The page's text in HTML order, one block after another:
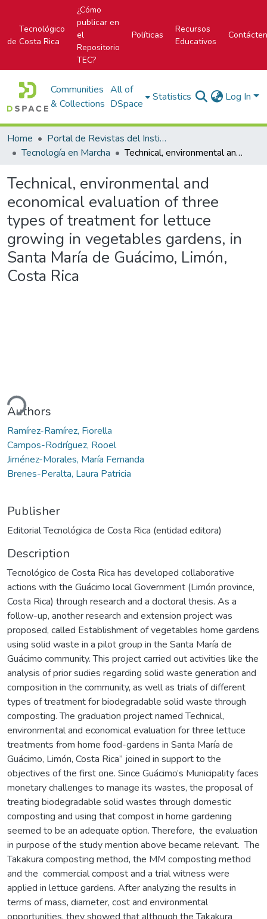
Tecnológico
de Costa Rica
¿Cómo
publicar en
el
Repositorio
TEC?
Políticas
Recursos
Educativos
Communities
& Collections
All of
DSpace
Statistics Log In
Home
Portal de Revistas del Instituto Tecnológico de Costa Rica
Tecnología en Marcha
Technical, environmental and economical evaluation of three types of treatment for lettuce growing in vegetables gardens, in Santa María de Guácimo, Limón, Costa Rica
Technical, environmental and
economical evaluation of three
types of treatment for lettuce
growing in vegetables gardens, in
Santa María de Guácimo, Limón,
Costa Rica
Authors
Ramírez-Ramírez, Fiorella
Campos-Rodríguez, Rooel
Jiménez-Morales, María Fernanda
Brenes-Peralta, Laura Patricia
Publisher
Editorial Tecnológica de Costa Rica (entidad editora)
Description
Tecnológico de Costa Rica has developed collaborative
actions with the Guácimo local Government (Limón province,
Costa Rica) through research and a doctoral thesis. As a
follow-up, another research and extension project was
proposed, called Establishment of vegetables home gardens
using solid waste in a pilot group in the Santa María de
Guácimo community. This project carried out activities like the
analysis of prior sudies regarding solid waste generation and
composition in the community, as well as trials of different
types of treatment for biodegradable solid waste through
composting. The graduation project named Technical,
environmental and economical evaluation for three lettuce
treatments from home food-gardens in Santa María de
Guácimo, Limón, Costa Rica” joined in support to the
objectives of the first one. Since Guácimo’s Municipality faces
monetary challenges to manage its wastes, the proposal of
treating biodegradable solid wastes through domestic
composting and using that compost in home gardening
seemed to be an adequate option. Therefore, the evaluation
in purpose of the study mention above became relevant. The
Takakura composting method, the MM composting method
and the commercial compost and a trial witness were
applied in lettuce gardens. After analyzing the results in
terms of mass, diameter, cost and environmental